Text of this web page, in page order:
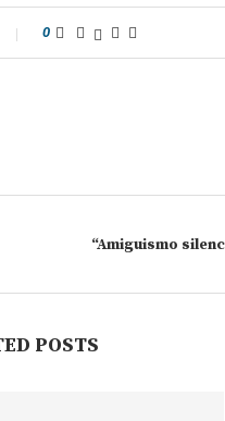
0
“Amiguismo
POSTS